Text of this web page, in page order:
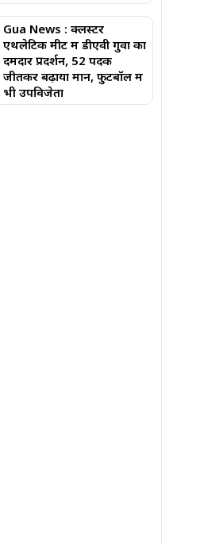
Gua News : क्लस्टर
एथलेटिक मीट में डीएवी गुवा का
दमदार प्रदर्शन, 52 पदक
जीतकर बढ़ाया मान, फुटबॉल में
भी उपविजेता